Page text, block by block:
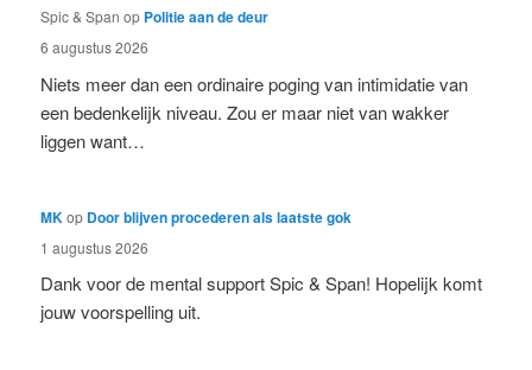
Spic & Span op Politie aan de deur
6 augustus 2026
Niets meer dan een ordinaire poging van intimidatie van
een bedenkelijk niveau. Zou er maar niet van wakker
liggen want…
MKop Door blijven procederen als laatste gok
1 augustus 2026
Dank voor de mental support Spic & Span! Hopelijk komt
jouw voorspelling uit.